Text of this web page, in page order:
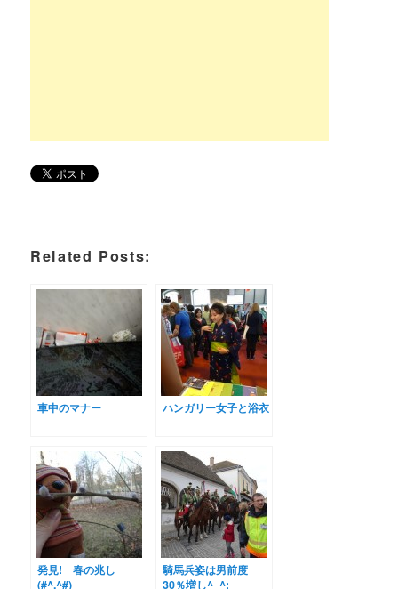
Related Posts:
車中のマナー ハンガリー女子と浴衣
発見! 春の兆し
(#^.^#)
騎馬兵姿は男前度
30％増し^_^;